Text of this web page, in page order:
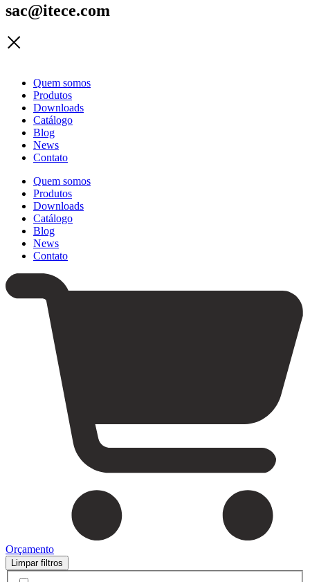
sac@itece.com
Quem somos
Produtos
Downloads
Catálogo
Blog
News
Contato
Quem somos
Produtos
Downloads
Catálogo
Blog
News
Contato
Orçamento
Limpar filtros